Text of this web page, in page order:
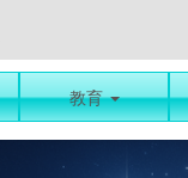
教育